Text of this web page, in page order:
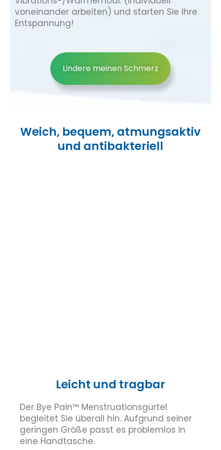
voneinander arbeiten) und starten Sie Ihre
Entspannung!
Lindere meinen Schmerz
Weich, bequem, atmungsaktiv
und antibakteriell
Leicht und tragbar
Der Bye Pain™ Menstruationsgürtel
begleitet Sie überall hin. Aufgrund seiner
geringen Größe passt es problemlos in
eine Handtasche.